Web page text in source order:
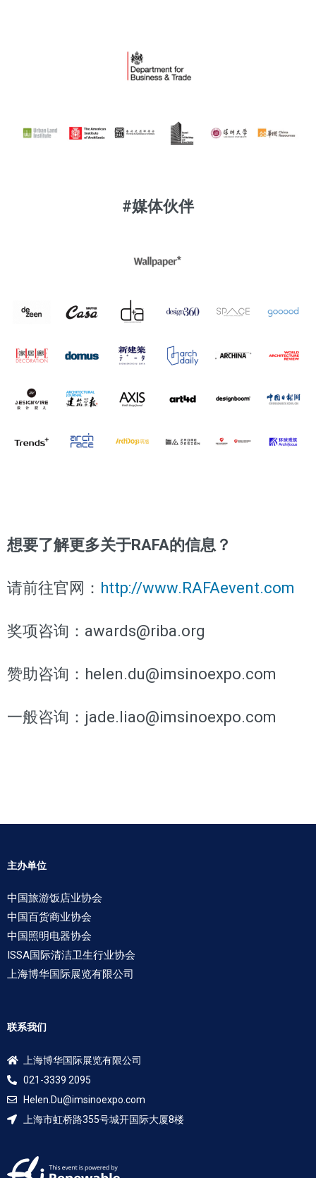
#媒体伙伴
想要了解更多关于RAFA的信息？
请前往官网： http://www.RAFAevent.com
奖项咨询：awards@riba.org
赞助咨询：helen.du@imsinoexpo.com
一般咨询：jade.liao@imsinoexpo.com
主办单位
中国旅游饭店业协会
中国百货商业协会
中国照明电器协会
ISSA国际清洁卫生行业协会
上海博华国际展览有限公司
联系我们
上海博华国际展览有限公司
021-3339 2095
Helen.Du@imsinoexpo.com
上海市虹桥路355号城开国际大厦8楼